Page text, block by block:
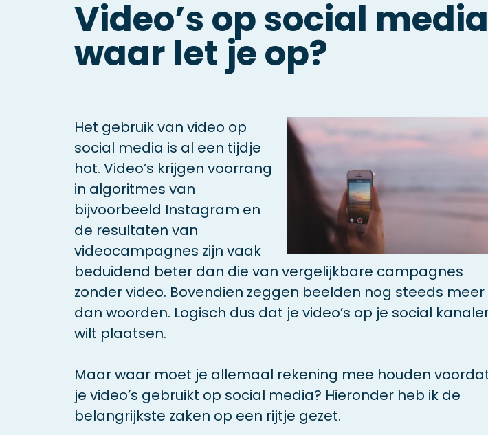
Video’s op social
waar let je op?
Het gebruik van video op
social media is al een tijdje
hot. Video’s krijgen voorrang
in algoritmes van
bijvoorbeeld Instagram en
de resultaten van
videocampagnes zijn vaak
beduidend beter dan die van vergelijkbare campagnes
zonder video. Bovendien zeggen beelden nog steeds meer
dan woorden. Logisch dus dat je video’s op je social
wilt plaatsen.
Maar waar moet je allemaal rekening mee houden
je video’s gebruikt op social media? Hieronder heb ik de
belangrijkste zaken op een rijtje gezet.